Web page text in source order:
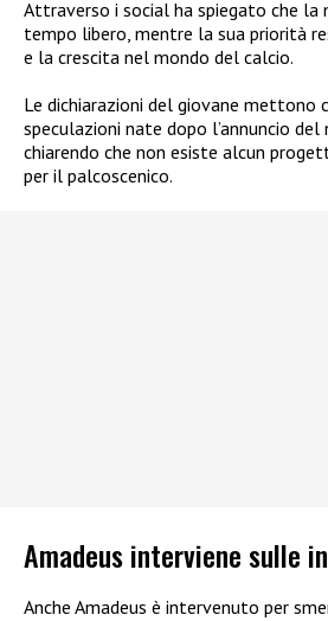
Attraverso i social ha spiegato che la
tempo libero, mentre la sua priorità
e la crescita nel mondo del calcio.
Le dichiarazioni del giovane mettono
speculazioni nate dopo l’annuncio del
chiarendo che non esiste alcun
per il palcoscenico.
Amadeus interviene sulle
Anche Amadeus è intervenuto per